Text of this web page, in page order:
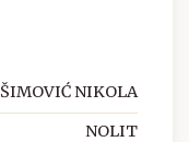
ŠIMOVIĆ NIKOLA
NOLIT